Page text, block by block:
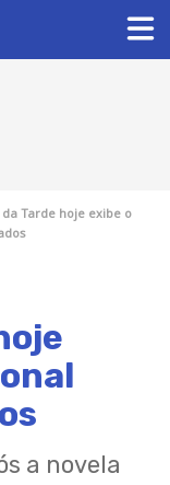
da Tarde hoje exibe o
a novela